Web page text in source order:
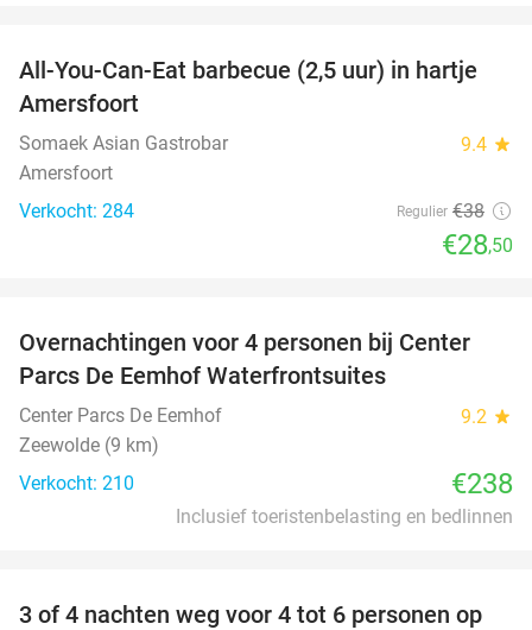
25%
All-You-Can-Eat barbecue (2,5 uur) in hartje
Amersfoort
Somaek Asian Gastrobar 9.4 star
Amersfoort
Verkocht: 284
Regulier €38
€28,50
Overnachtingen voor 4 personen bij Center
Parcs De Eemhof Waterfrontsuites
Center Parcs De Eemhof 9.2 star
Zeewolde (9 km)
Verkocht: 210
€238
Inclusief toeristenbelasting en bedlinnen
3 of 4 nachten weg voor 4 tot 6 personen op